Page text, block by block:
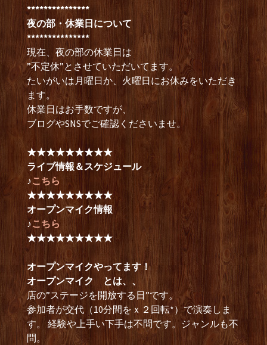
***************
夜の部・休業日について
***************
現在、夜の部の休業日は
”不定休”とさせていただいてます。
たいがいは月曜日か、火曜日にお休みをいただき
ます。
休業日はお手数ですが、
ブログやSNSでご確認くださいませ。
★★★★★★★★★
ライブ情報＆スケジュール
♪こちら
★★★★★★★★★
オープンマイク情報
♪こちら
★★★★★★★★★
オープンマイクやってます！
オープンマイク とは、、
店の”ステージを開放する日”です。
参加者が交代（10分間をｘ２回転*）で演奏しま
す。 経験や上手い下手は不問です。ジャンルも不
問。